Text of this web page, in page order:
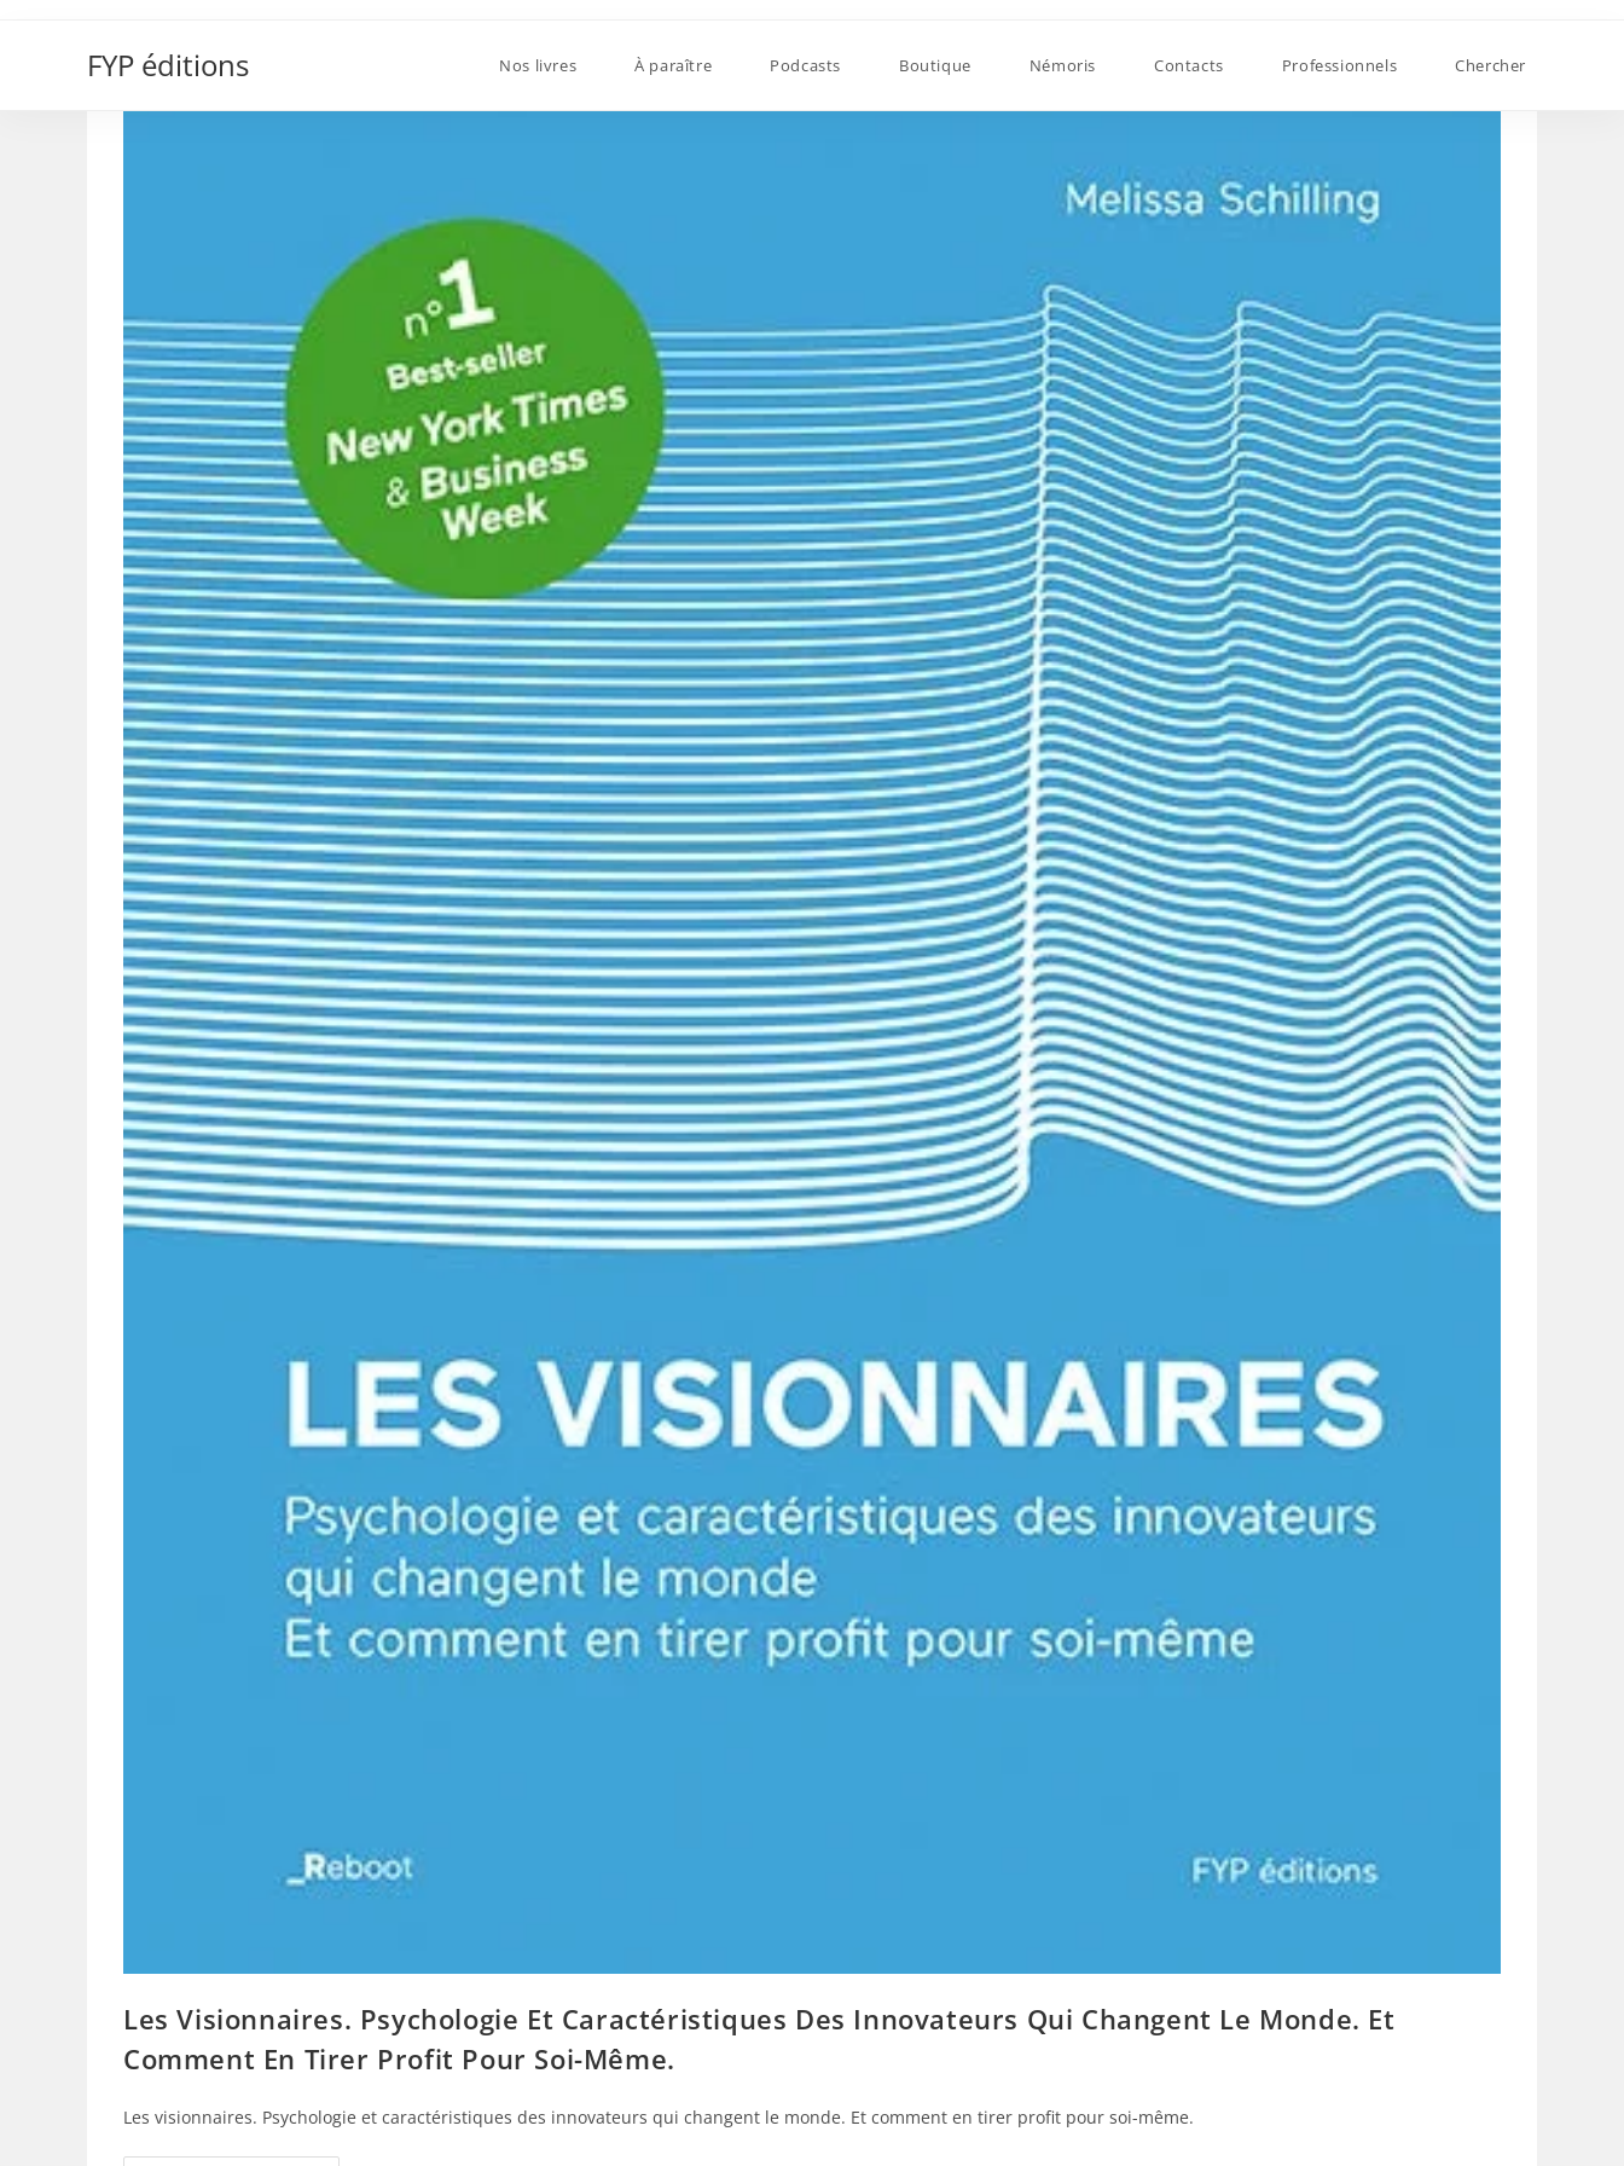
FYP éditions Nos livres À paraître Podcasts Boutique Némoris Contacts Professionnels Chercher
Les Visionnaires. Psychologie Et Caractéristiques Des Innovateurs Qui Changent Le Monde. Et
Comment En Tirer Profit Pour Soi-Même.
Les visionnaires. Psychologie et caractéristiques des innovateurs qui changent le monde. Et comment en tirer profit pour soi-même.